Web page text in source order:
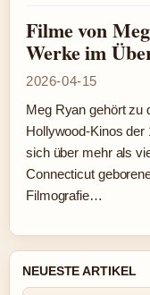
Filme von
Werke im
2026-04-15
Meg Ryan gehört zu
Hollywood-Kinos der
sich über mehr als
Connecticut
Filmografie…
NEUESTE ARTIKEL